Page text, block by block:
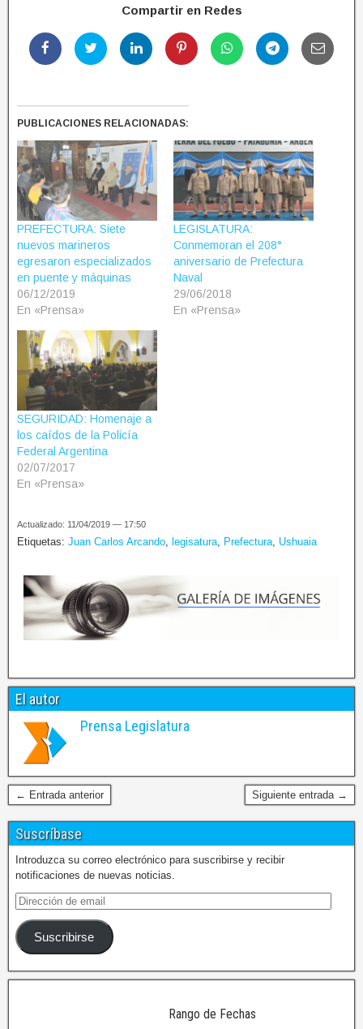
Compartir en Redes
PUBLICACIONES RELACIONADAS:
PREFECTURA: Siete
nuevos marineros
egresaron especializados
en puente y máquinas
06/12/2019
En «Prensa»
LEGISLATURA:
Conmemoran el 208°
aniversario de Prefectura
Naval
29/06/2018
En «Prensa»
SEGURIDAD: Homenaje a
los caídos de la Policía
Federal Argentina
02/07/2017
En «Prensa»
Actualizado: 11/04/2019 — 17:50
Etiquetas: Juan Carlos Arcando legisatura Prefectura Ushuaia
El autor
Prensa Legislatura
← Entrada anterior Siguiente entrada →
Suscríbase
Introduzca su correo electrónico para suscribirse y recibir
notificaciones de nuevas noticias.
Suscribirse
Rango de Fechas